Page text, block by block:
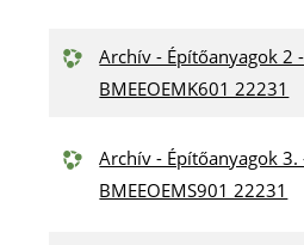
Archív - Építőanyagok 2 -
BMEEOEMK601 22231
Archív - Építőanyagok 3.
BMEEOEMS901 22231